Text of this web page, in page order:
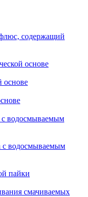
содержащий
основе
основе
с водосмываемым
с водосмываемым
пайки
смачиваемых